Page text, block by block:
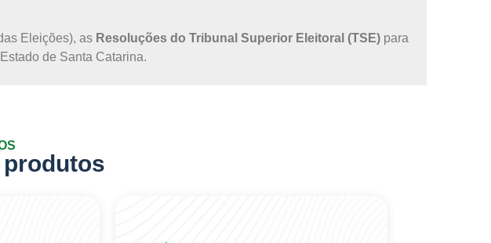
Eleições), as Resoluções do Tribunal Superior Eleitoral (TSE) para
de Santa Catarina.